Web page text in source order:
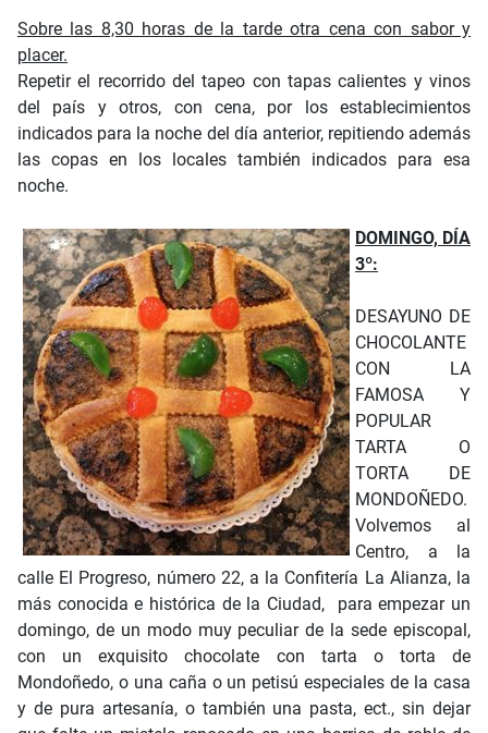
Sobre las 8,30 horas de la tarde otra cena con sabor y
placer.
Repetir el recorrido del tapeo con tapas calientes y vinos
del país y otros, con cena, por los establecimientos
indicados para la noche del día anterior, repitiendo además
las copas en los locales también indicados para esa
noche.
DOMINGO, DÍA
3º:
DESAYUNO DE
CHOCOLANTE
CON LA
FAMOSA Y
POPULAR
TARTA O
TORTA DE
MONDOÑEDO.
Volvemos al
Centro, a la
calle El Progreso, número 22, a la Confitería La Alianza, la
más conocida e histórica de la Ciudad, para empezar un
domingo, de un modo muy peculiar de la sede episcopal,
con un exquisito chocolate con tarta o torta de
Mondoñedo, o una caña o un petisú especiales de la casa
y de pura artesanía, o también una pasta, ect., sin dejar